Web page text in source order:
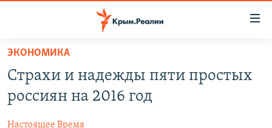
Вернуться
основному
содержанию
Вернутся
СПЕЦПРОЕКТЫ
ВОДА
ЭКОНОМИКА
Страхи и надежды пяти простых
россиян на 2016 год
Настоящее Время